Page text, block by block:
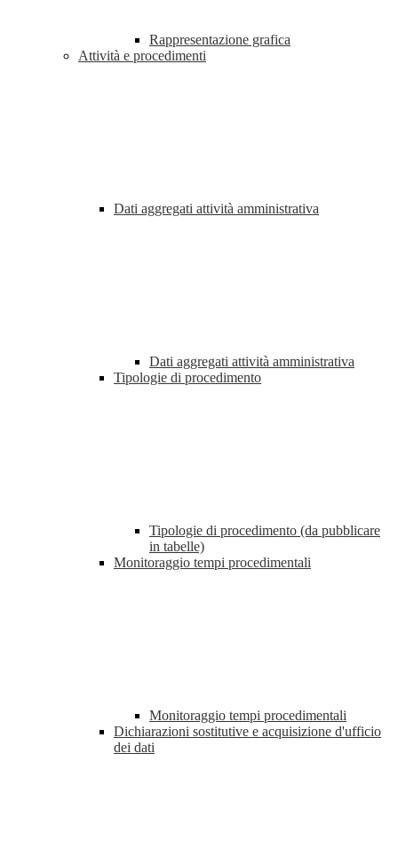
Rappresentazione grafica
Attività e procedimenti
Dati aggregati attività amministrativa
Dati aggregati attività amministrativa
Tipologie di procedimento
Tipologie di procedimento (da pubblicare
in tabelle)
Monitoraggio tempi procedimentali
Monitoraggio tempi procedimentali
Dichiarazioni sostitutive e acquisizione d'ufficio
dei dati